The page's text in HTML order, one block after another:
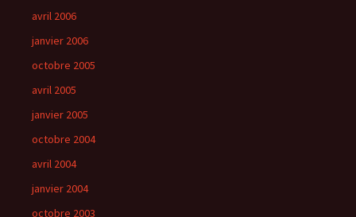
avril 2006
janvier 2006
octobre 2005
avril 2005
janvier 2005
octobre 2004
avril 2004
janvier 2004
octobre 2003